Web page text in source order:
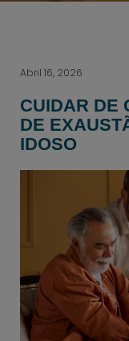
Abril 16, 2026
CUIDAR DE
DE
IDOSO